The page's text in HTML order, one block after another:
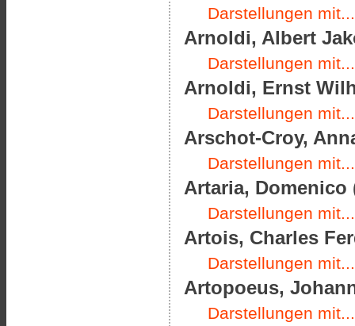
Darstellungen mit...
Arnoldi, Albert
Darstellungen mit...
Arnoldi, Ernst
Darstellungen mit...
Arschot-Croy,
Darstellungen mit...
Artaria, Domenico
Darstellungen mit...
Artois, Charles
Darstellungen mit...
Artopoeus,
Darstellungen mit...